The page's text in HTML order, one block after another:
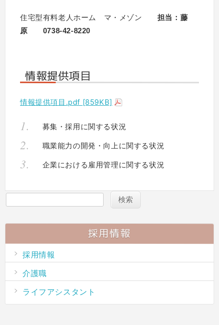
住宅型有料老人ホーム マ・メゾン 担当：藤
原 0738-42-8220
情報提供項目
情報提供項目.pdf [859KB]
募集・採用に関する状況
職業能力の開発・向上に関する状況
企業における雇用管理に関する状況
採用情報
採用情報
介護職
ライフアシスタント